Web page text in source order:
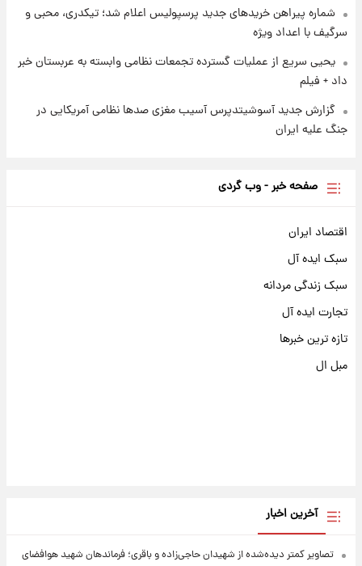
شماره پیراهن خریدهای جدید پرسپولیس اعلام شد؛ تیکدری، محبی و
سرگیف با اعداد ویژه
یحیی سریع از عملیات گسترده تجمعات نظامی وابسته به عربستان خبر
داد + فیلم
گزارش جدید آسوشیتدپرس آسیب مغزی صدها نظامی آمریکایی در
جنگ علیه ایران
صفحه خبر - وب گردی
اقتصاد ایران
سبک ایده آل
سبک زندگی مردانه
تجارت ایده آل
تازه ترین خبرها
مبل ال
آخرین اخبار
تصاویر کمتر دیده‌شده از شهیدان حاجی‌زاده و باقری؛ فرماندهان شهید هوافضای